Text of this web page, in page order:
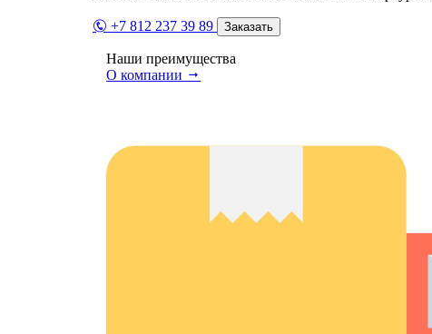
+7 812 237 39 89 Заказать
Наши преимущества
О компании